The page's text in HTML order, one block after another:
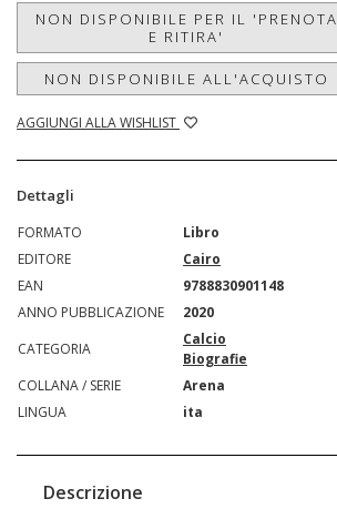
NON DISPONIBILE PER IL 'PRENOTA
E RITIRA'
NON DISPONIBILE ALL'ACQUISTO
AGGIUNGI ALLA WISHLIST
Dettagli
FORMATO
Libro
EDITORE
Cairo
EAN
9788830901148
ANNO PUBBLICAZIONE
2020
CATEGORIA
Calcio
Biografie
COLLANA / SERIE
Arena
LINGUA
ita
Descrizione